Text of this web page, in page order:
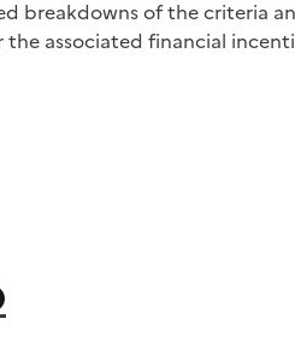
breakdowns of the criteria
associated financial